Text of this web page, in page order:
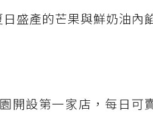
盛產的芒果與鮮奶油內
開設第一家店，每日可